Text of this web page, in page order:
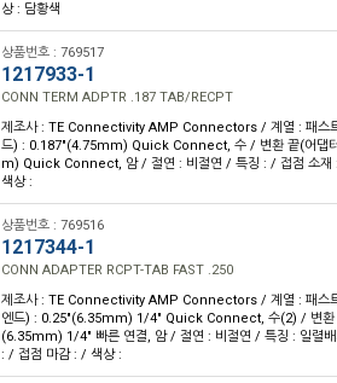
상 : 담황색
상품번호 : 769517
1217933-1
CONN TERM ADPTR .187 TAB/RECPT
제조사 : TE Connectivity AMP Connectors / 계열 : 패스
드) : 0.187"(4.75mm) Quick Connect, 수 / 변환 끝(어댑
m) Quick Connect, 암 / 절연 : 비절연 / 특징 : / 접점 소재
색상 :
상품번호 : 769516
1217344-1
CONN ADAPTER RCPT-TAB FAST .250
제조사 : TE Connectivity AMP Connectors / 계열 : 패스
엔드) : 0.25"(6.35mm) 1/4" Quick Connect, 수(2) / 변환
(6.35mm) 1/4" 빠른 연결, 암 / 절연 : 비절연 / 특징 : 일렬
: / 접점 마감 : / 색상 :